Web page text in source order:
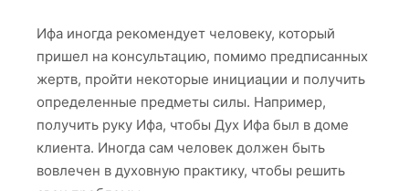
Ифа иногда рекомендует человеку, который
пришел на консультацию, помимо предписанных
жертв, пройти некоторые инициации и получить
определенные предметы силы. Например,
получить руку Ифа, чтобы Дух Ифа был в доме
клиента. Иногда сам человек должен быть
вовлечен в духовную практику, чтобы решить